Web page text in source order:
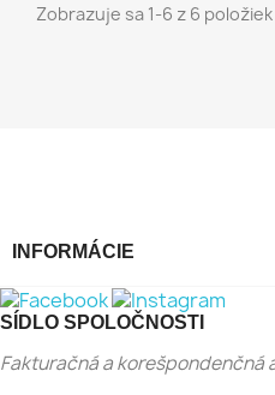
Zobrazuje sa 1-6 z 6 položiek
INFORMÁCIE
SÍDLO SPOLOČNOSTI
Fakturačná a korešpondenčná